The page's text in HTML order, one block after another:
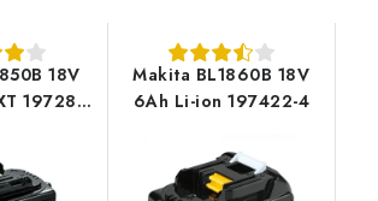
18V
197280-
Makita BL1860B 18V
6Ah Li-ion 197422-4